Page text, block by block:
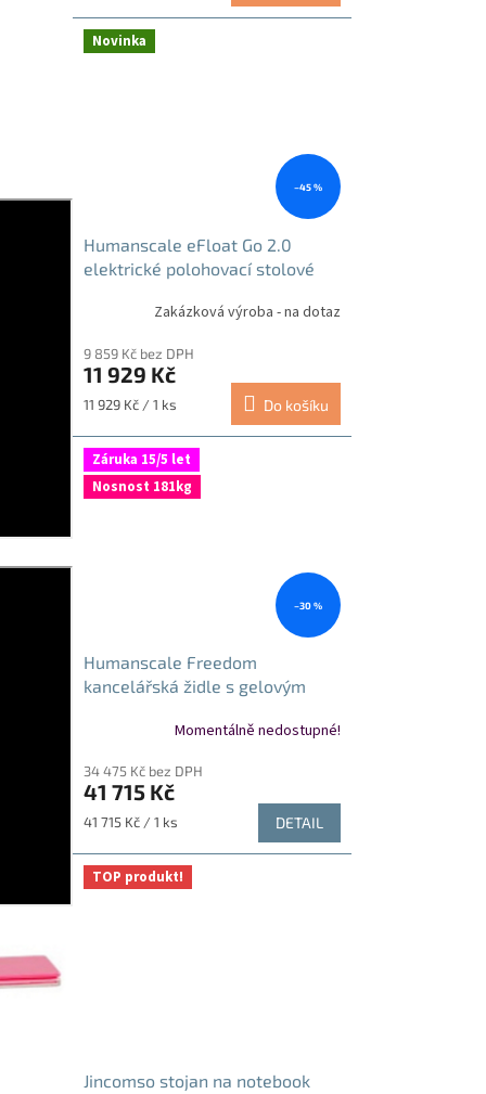
5
hvězdiček.
Novinka
–45 %
Humanscale eFloat Go 2.0
elektrické polohovací stolové
Zakázková výroba - na dotaz
9 859 Kč bez DPH
11 929 Kč
Měrná
11 929 Kč / 1 ks Do košíku
Záruka 15/5 let
Nosnost 181kg
–30 %
Humanscale Freedom
kancelářská židle s gelovým
Momentálně nedostupné!
34 475 Kč bez DPH
41 715 Kč
Měrná
41 715 Kč / 1 ks DETAIL
TOP produkt!
Jincomso stojan na notebook